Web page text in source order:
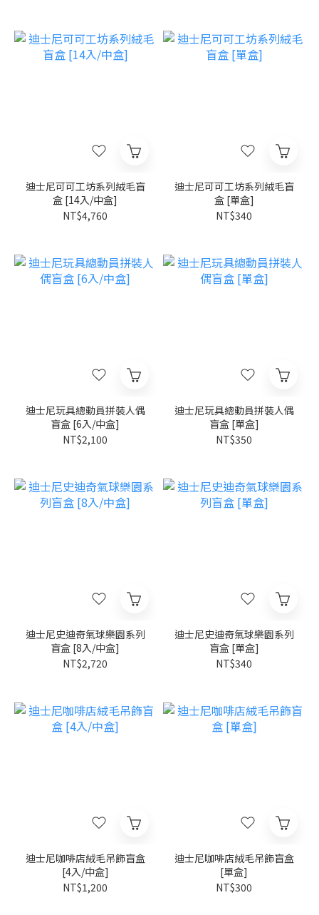
迪士尼可可工坊系列絨毛盲
盒 [14入/中盒]
NT$4,760
迪士尼可可工坊系列絨毛盲
盒 [單盒]
NT$340
迪士尼玩具總動員拼裝人偶
盲盒 [6入/中盒]
NT$2,100
迪士尼玩具總動員拼裝人偶
盲盒 [單盒]
NT$350
迪士尼史迪奇氣球樂園系列
盲盒 [8入/中盒]
NT$2,720
迪士尼史迪奇氣球樂園系列
盲盒 [單盒]
NT$340
迪士尼咖啡店絨毛吊飾盲盒
[4入/中盒]
NT$1,200
迪士尼咖啡店絨毛吊飾盲盒
[單盒]
NT$300